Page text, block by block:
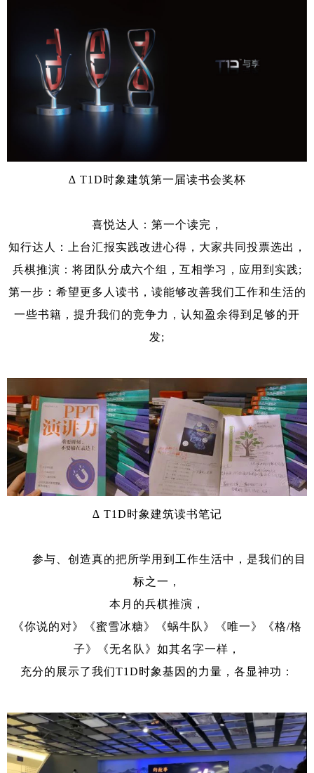
∆ T1D时象建筑第一届读书会奖杯
喜悦达人：第一个读完，
知行达人：上台汇报实践改进心得，大家共同投票选出，
兵棋推演：将团队分成六个组，互相学习，应用到实践;
第一步：希望更多人读书，读能够改善我们工作和生活的
一些书籍，提升我们的竞争力，认知盈余得到足够的开
发;
∆ T1D时象建筑读书笔记
参与、创造真的把所学用到工作生活中，是我们的目
标之一，
本月的兵棋推演，
《你说的对》《蜜雪冰糖》《蜗牛队》《唯一》《格/格
子》《无名队》如其名字一样，
充分的展示了我们T1D时象基因的力量，各显神功：